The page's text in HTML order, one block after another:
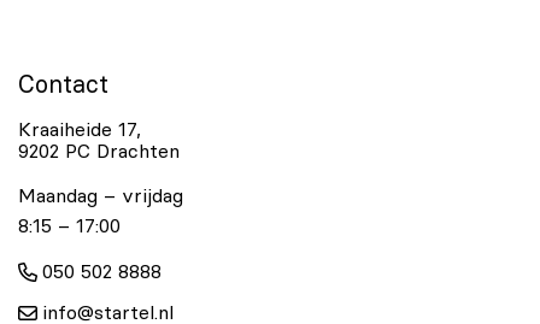
Contact
Kraaiheide 17,
9202 PC Drachten
Maandag – vrijdag
8:15 – 17:00
050 502 8888
info@startel.nl